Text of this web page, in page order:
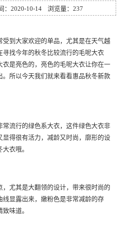
2020-10-14 浏览量： 237
到大家欢迎的单品，尤其是在天气越
找今年的秋冬比较流行的毛呢大衣
是亮色的，亮色的毛呢大衣让你在一
所以今天我们就来看看惠品秋冬新款
流行的绿色系大衣，这件绿色大衣非
得很有活力，减龄又时尚，廓形的设
衣哦。
尤其是大翻领的设计，带来很时尚的
显露出来，嫩粉色是非常减龄的存
味道。